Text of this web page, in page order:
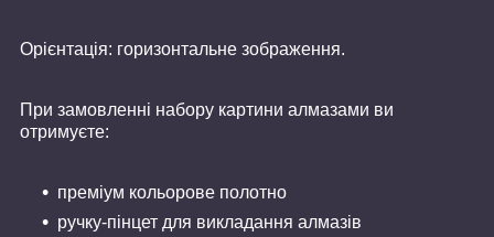
Орієнтація: горизонтальне зображення.
При замовленні набору картини алмазами ви
отримуєте:
преміум кольорове полотно
ручку-пінцет для викладання алмазів